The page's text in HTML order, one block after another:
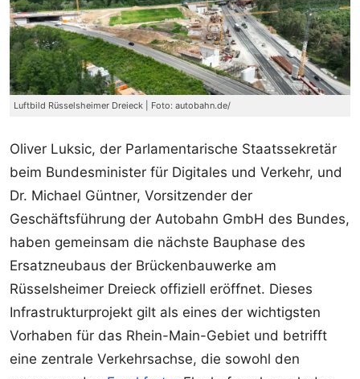
Luftbild Rüsselsheimer Dreieck | Foto: autobahn.de/
Oliver Luksic, der Parlamentarische Staatssekretär
beim Bundesminister für Digitales und Verkehr, und
Dr. Michael Güntner, Vorsitzender der
Geschäftsführung der Autobahn GmbH des Bundes,
haben gemeinsam die nächste Bauphase des
Ersatzneubaus der Brückenbauwerke am
Rüsselsheimer Dreieck offiziell eröffnet. Dieses
Infrastrukturprojekt gilt als eines der wichtigsten
Vorhaben für das Rhein-Main-Gebiet und betrifft
eine zentrale Verkehrsachse, die sowohl den